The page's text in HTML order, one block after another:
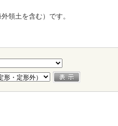
領土を含む）です。